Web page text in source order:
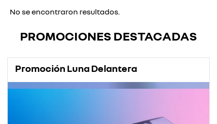
No se encontraron resultados.
PROMOCIONES DESTACADAS
Promoción Luna Delantera